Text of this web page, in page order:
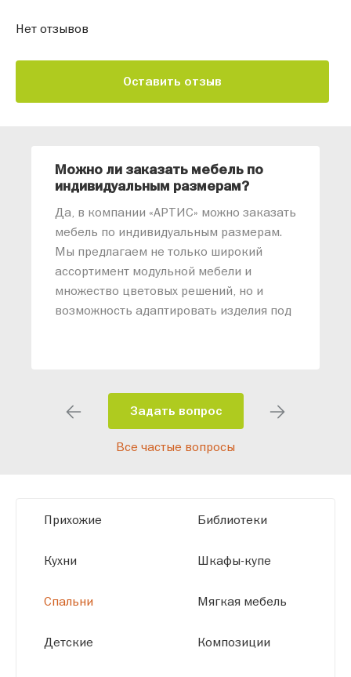
Нет отзывов
Оставить отзыв
Можно ли заказать мебель по
индивидуальным размерам?
Да, в компании «АРТИС» можно заказать
мебель по индивидуальным размерам.
Мы предлагаем не только широкий
ассортимент модульной мебели и
множество цветовых решений, но и
возможность адаптировать изделия под
помещения и личные пожелания.
Благодаря современному
высокотехнологичному оборудованию
размерам.
Задать вопрос
Все частые вопросы
Прихожие
Кухни
Спальни
Детские
Библиотеки
Шкафы-купе
Мягкая мебель
Композиции